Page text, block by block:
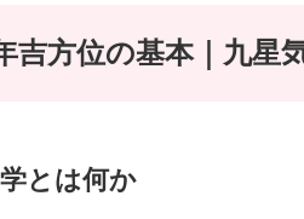
吉方位の基本｜九星
とは何か